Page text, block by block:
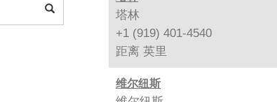
塔林
+1 (919) 401-4540
距离 英里
维尔纽斯